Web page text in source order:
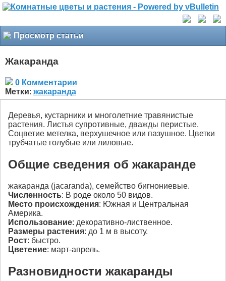
Просмотр статьи
Жакаранда
0 Комментарии
Метки: жакаранда
Деревья, кустарники и многолетние травянистые
растения. Листья супротивные, дважды перистые.
Соцветие метелка, верхушечное или пазушное. Цветки
трубчатые голубые или лиловые.
Общие сведения об жакаранде
жакаранда (jacaranda), семейство бигнониевые.
Численность: В роде около 50 видов.
Место происхождения: Южная и Центральная
Америка.
Использование: декоративно-лиственное.
Размеры растения: до 1 м в высоту.
Рост: быстро.
Цветение: март-апрель.
Разновидности жакаранды